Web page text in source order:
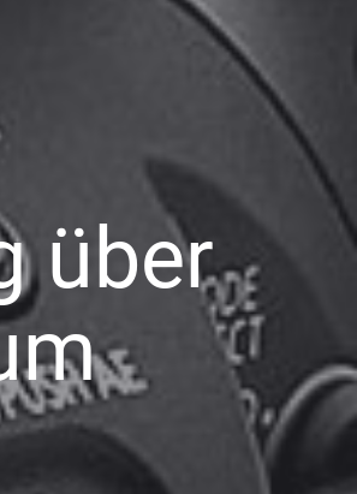
über